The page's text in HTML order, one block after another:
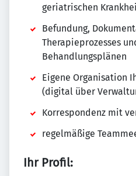
geriatrischen
Befundung,
Therapieprozesses
Behandlungsplänen
Eigene Organisation
(digital über
Korrespondenz mit
regelmäßige
Ihr Profil: